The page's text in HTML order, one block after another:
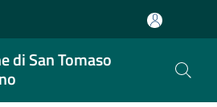
di San Tomaso